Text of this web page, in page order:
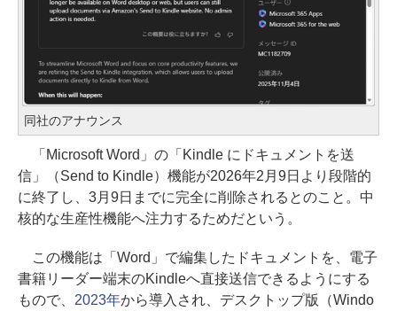
同社のアナウンス
「Microsoft Word」の「Kindle にドキュメントを送
信」（Send to Kindle）機能が2026年2月9日より段階的
に終了し、3月9日までに完全に削除されるとのこと。中
核的な生産性機能へ注力するためだという。
この機能は「Word」で編集したドキュメントを、電子
書籍リーダー端末のKindleへ直接送信できるようにする
もので、 2023年から導入され、デスクトップ版（Windo